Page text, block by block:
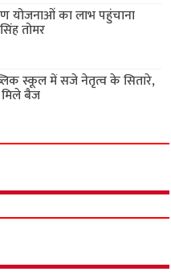
योजनाओं का लाभ पहुंचाना
तोमर
स्कूल में सजे नेतृत्व के सितारे,
मिले बैज